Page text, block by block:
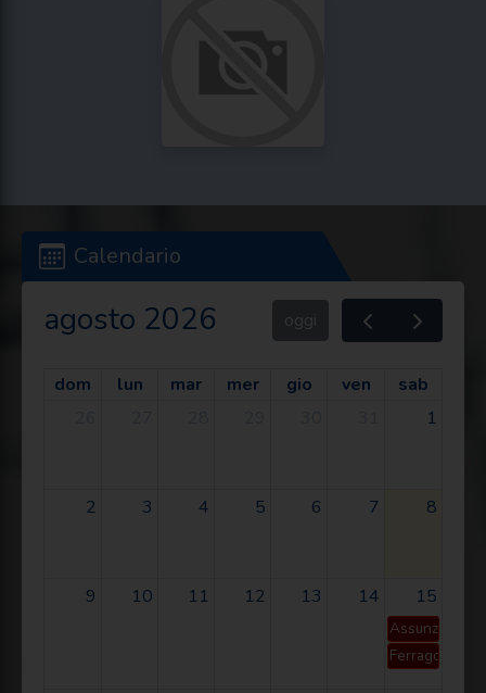
Calendario
agosto 2026 oggi
dom lun mar mer gio ven
sab
1
2 3 4 5 6 7 8
9 10 11 12 13 14 15
Assunzione
Ferragosto